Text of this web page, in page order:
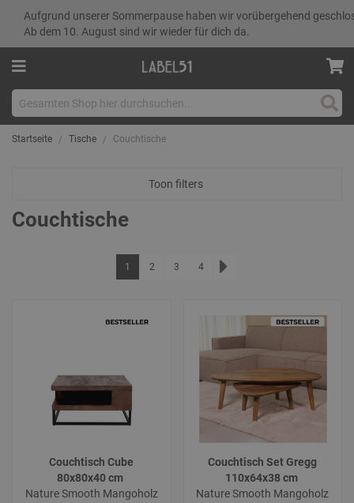
Aufgrund unserer Sommerpause haben wir vorübergehend
Ab dem 10. August sind wir wieder für dich da.
Startseite Tische Couchtische
Couchtische
Seite
Sie lesen gerade die Seite
1 Seite
2 Seite
3 Seite
4
Couchtisch Cube
80x80x40 cm
Nature Smooth Mangoholz
Couchtisch Set Gregg
110x64x38 cm
Nature Smooth Mangoholz
Toon filters